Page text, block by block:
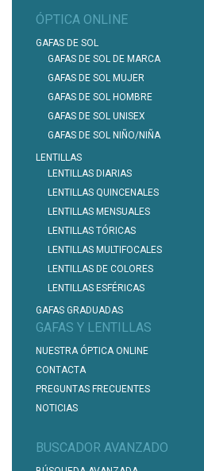
ÓPTICA ONLINE
GAFAS DE SOL
GAFAS DE SOL DE MARCA
GAFAS DE SOL MUJER
GAFAS DE SOL HOMBRE
GAFAS DE SOL UNISEX
GAFAS DE SOL NIÑO/NIÑA
LENTILLAS
LENTILLAS DIARIAS
LENTILLAS QUINCENALES
LENTILLAS MENSUALES
LENTILLAS TÓRICAS
LENTILLAS MULTIFOCALES
LENTILLAS DE COLORES
LENTILLAS ESFÉRICAS
GAFAS GRADUADAS
GAFAS Y LENTILLAS
NUESTRA ÓPTICA ONLINE
CONTACTA
PREGUNTAS FRECUENTES
NOTICIAS
BUSCADOR AVANZADO